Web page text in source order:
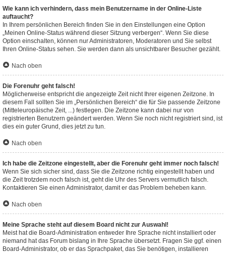
Wie kann ich verhindern, dass mein Benutzername in der Online-Liste
auftaucht?
In Ihrem persönlichen Bereich finden Sie in den Einstellungen eine Option
„Meinen Online-Status während dieser Sitzung verbergen“. Wenn Sie diese
Option einschalten, können nur Administratoren, Moderatoren und Sie selbst
Ihren Online-Status sehen. Sie werden dann als unsichtbarer Besucher gezählt.
Nach oben
Die Forenuhr geht falsch!
Möglicherweise entspricht die angezeigte Zeit nicht Ihrer eigenen Zeitzone. In
diesem Fall sollten Sie im „Persönlichen Bereich“ die für Sie passende Zeitzone
(Mitteleuropäische Zeit, ...) festlegen. Die Zeitzone kann dabei nur von
registrierten Benutzern geändert werden. Wenn Sie noch nicht registriert sind, ist
dies ein guter Grund, dies jetzt zu tun.
Nach oben
Ich habe die Zeitzone eingestellt, aber die Forenuhr geht immer noch falsch!
Wenn Sie sich sicher sind, dass Sie die Zeitzone richtig eingestellt haben und
die Zeit trotzdem noch falsch ist, geht die Uhr des Servers vermutlich falsch.
Kontaktieren Sie einen Administrator, damit er das Problem beheben kann.
Nach oben
Meine Sprache steht auf diesem Board nicht zur Auswahl!
Meist hat die Board-Administration entweder Ihre Sprache nicht installiert oder
niemand hat das Forum bislang in Ihre Sprache übersetzt. Fragen Sie ggf. einen
Board-Administrator, ob er das Sprachpaket, das Sie benötigen, installieren